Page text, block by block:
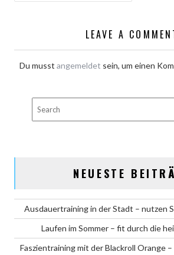
LEAVE A
Du musst angemeldet sein, um einen
NEUESTE
Ausdauertraining in der Stadt – nutzen
Laufen im Sommer – fit durch die
Faszientraining mit der Blackroll Orange